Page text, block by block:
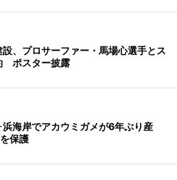
、プロサーファー・馬場心選手とス
ポスター披露
海岸でアカウミガメが6年ぶり産
保護